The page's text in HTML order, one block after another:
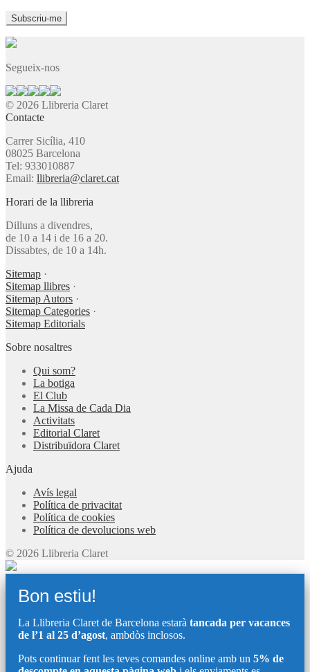
Segueix-nos
© 2026 Llibreria Claret
Contacte
Carrer Sicília, 410
08025 Barcelona
Tel: 933010887
Email: llibreria@claret.cat
Horari de la llibreria
Dilluns a divendres,
de 10 a 14 i de 16 a 20.
Dissabtes, de 10 a 14h.
Sitemap ·
Sitemap llibres ·
Sitemap Autors ·
Sitemap Categories ·
Sitemap Editorials
Sobre nosaltres
Qui som?
La botiga
El Club
La Missa de Cada Dia
Activitats
Editorial Claret
Distribuïdora Claret
Ajuda
Avís legal
Política de privacitat
Política de cookies
Política de devolucions web
© 2026 Llibreria Claret
Bon estiu!
La Llibreria Claret de Barcelona estarà tancada per vacances
de l’1 al 25 d’agost, ambdòs inclosos.
Pots continuar fent les teves comandes online amb un 5% de